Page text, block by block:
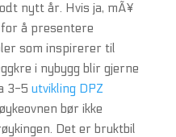
nytt år. Hvis ja, mÃ¥
å presentere
som inspirerer til
i nybygg blir gjerne
3-5 utvikling DPZ
bør ikke
Det er bruktbil